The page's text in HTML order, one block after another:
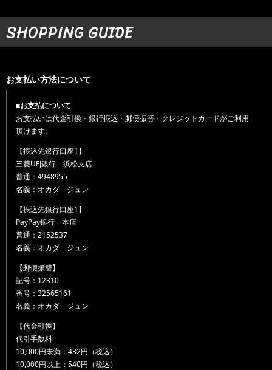
SHOPPING GUIDE
お支払い方法について
■お支払について
お支払いは代金引換・銀行振込・郵便振替・クレジットカードがご利用
頂けます。
【振込先銀行口座1】
三菱UFJ銀行 浜松支店
普通：4948955
名義：オカダ ジュン
【振込先銀行口座1】
PayPay銀行 本店
普通：2152537
名義：オカダ ジュン
【郵便振替】
記号：12310
番号：32565161
名義：オカダ ジュン
【代金引換】
代引手数料
10,000円未満：432円（税込）
10,000円以上：540円（税込）